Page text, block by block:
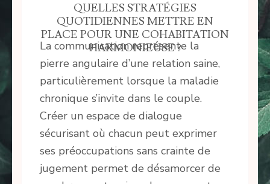
QUELLES STRATÉGIES
QUOTIDIENNES METTRE EN
PLACE POUR UNE COHABITATION
HARMONIEUSE ?
La communication représente la
pierre angulaire d’une relation saine,
particulièrement lorsque la maladie
chronique s’invite dans le couple.
Créer un espace de dialogue
sécurisant où chacun peut exprimer
ses préoccupations sans crainte de
jugement permet de désamorcer de